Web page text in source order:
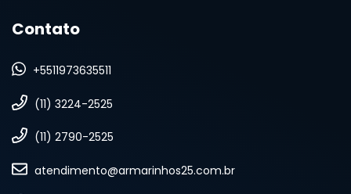
Contato
+5511973635511
(11) 3224-2525
(11) 2790-2525
atendimento@armarinhos25.com.br